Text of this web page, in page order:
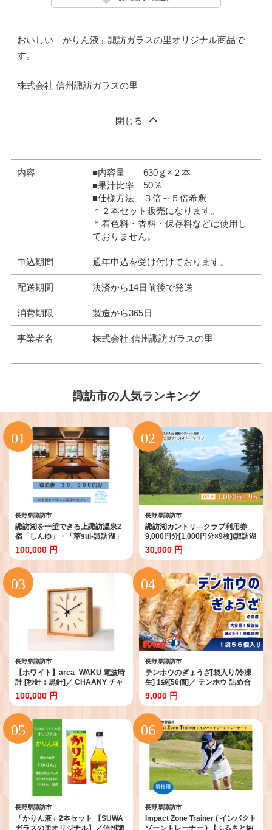
おいしい「かりん液」諏訪ガラスの里オリジナル商品で
す。
株式会社 信州諏訪ガラスの里
閉じる
内容
■内容量 630ｇ×２本
■果汁比率 50％
■仕様方法 ３倍～５倍希釈
＊２本セット販売になります。
＊着色料・香料・保存料などは使用し
ておりません。
申込期間 通年申込を受け付けております。
配送期間 決済から14日前後で発送
消費期限 製造から365日
事業者名 株式会社 信州諏訪ガラスの里
諏訪市の人気ランキング
長野県諏訪市
諏訪湖を一望できる上諏訪温泉2
宿「しんゆ」・「萃sui-諏訪湖」
で使える宿泊券 30,000円分／ 上
諏訪温泉しんゆ・萃sui-諏訪湖 旅
行 観光 長野 チケット 宿泊券 温泉
旅行クーポン 宿泊 上諏訪温泉 諏
訪湖 旅館 信州 長野県 諏訪市 諏訪
【12-03】
100,000 円
長野県諏訪市
諏訪湖カントリ―クラブ利用券
9,000円分[1,000円分×9枚]/諏訪湖
カントリ―クラブ ゴルフ場 施設
利用券 ゴルフ 旅行 観光 諏訪湖 高
原 霧ヶ峰 信州 長野県 諏訪市 諏訪
[79-02]
30,000 円
長野県諏訪市
【ホワイト】arca_WAKU 電波時
計 [秒針：黒針]／ CHAANY チャ
ーニー 掛時計 置時計 電波時計 天
然木 木製 お祝い プレゼント ギフ
ト おしゃれ シンプル 日本製 おす
すめ時計 おすすめ掛時計 おすす
め置時計 おすすめ 信州 長野県 諏
訪市 諏訪 【85-05W】
100,000 円
長野県諏訪市
テンホウのぎょうざ[袋入り/冷凍
生] 1袋[56個]／ テンホウ 詰め合
わせ セット 大容量 ぎょうざ ギョ
ウザ 餃子 焼餃子 生餃子 冷凍 冷凍
ぎょうざ 冷凍餃子 冷凍ギョウザ
おすすめ おすすめぎょうざ おす
すめ餃子 おすすめギョウザ 2週間
程度で発送 信州 長野県 諏訪市 諏
訪 【21-03】
9,000 円
長野県諏訪市
「かりん液」2本セット 【SUWA
ガラスの里オリジナル】／信州諏
長野県諏訪市
Impact Zone Trainer ( インパクト
ゾーントレーナー ) 【ふるさと納